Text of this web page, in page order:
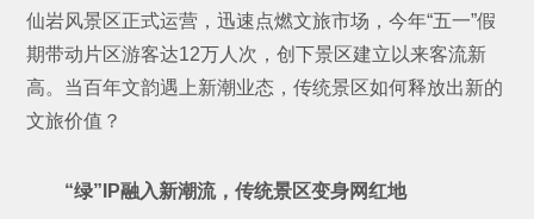
仙岩风景区正式运营，迅速点燃文旅市场，今年“五一”假
期带动片区游客达12万人次，创下景区建立以来客流新
高。当百年文韵遇上新潮业态，传统景区如何释放出新的
文旅价值？
“绿”IP融入新潮流，传统景区变身网红地